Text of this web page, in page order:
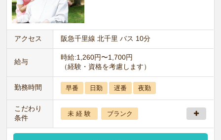
アクセス 阪急千里線 北千里 バス 10分
給与
時給:1,260円〜1,700円
（経験・資格を考慮します）
勤務時間 早番 日勤 遅番 夜勤
こだわり
条件
未 経 験 ブランク